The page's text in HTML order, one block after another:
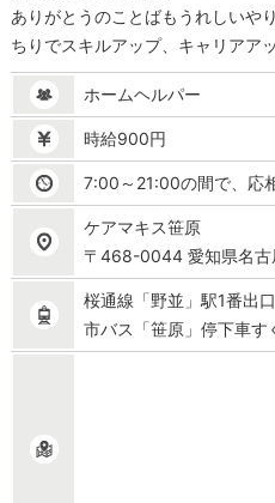
ありがとうのことばもうれしいや
ちりでスキルアップ、キャリアア
ホームヘルパー
時給900円
7:00～21:00の間で、応
ケアマキス笹原
〒468-0044 愛知県名古
桜通線「野並」駅1番出
市バス「笹原」停下車す